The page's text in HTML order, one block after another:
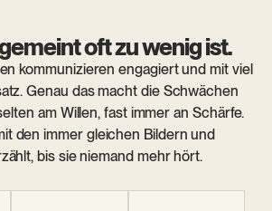
oft zu wenig ist.
kommunizieren engagiert und mit viel
Genau das macht die Schwächen
am Willen, fast immer an Schärfe.
den immer gleichen Bildern und
bis sie niemand mehr hört.